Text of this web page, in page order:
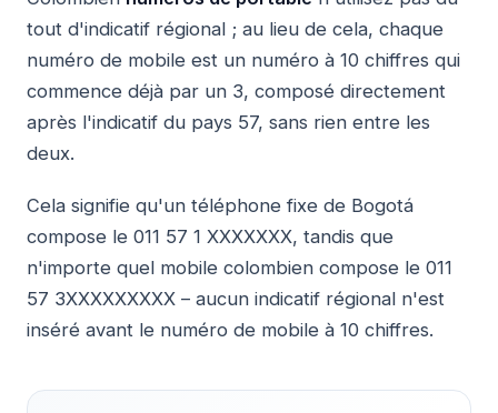
tout d'indicatif régional ; au lieu de cela, chaque
numéro de mobile est un numéro à 10 chiffres qui
commence déjà par un 3, composé directement
après l'indicatif du pays 57, sans rien entre les
deux.
Cela signifie qu'un téléphone fixe de Bogotá
compose le 011 57 1 XXXXXXX, tandis que
n'importe quel mobile colombien compose le 011
57 3XXXXXXXXX – aucun indicatif régional n'est
inséré avant le numéro de mobile à 10 chiffres.